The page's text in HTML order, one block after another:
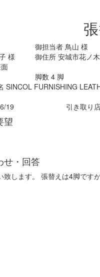
御担当者 鳥山 様
様 御住所 安城市花ノ
脚数 4脚
SINCOL FURNISHING
19 引き取り
望
せ・回答
致します。 張替えは4脚です